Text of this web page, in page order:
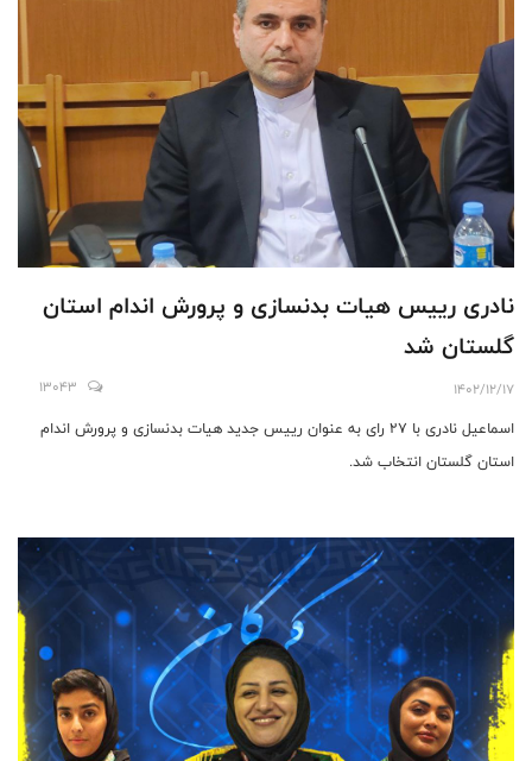
نادرى رييس هيات بدنسازى و پرورش اندام استان
گلستان شد
1402/12/17
13043
اسماعيل نادرى با ٢٧ راى به عنوان رييس جديد هيات بدنسازى و پرورش اندام
استان گلستان انتخاب شد.